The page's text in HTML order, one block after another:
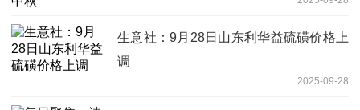
生意社：9月28日山东利华益硫磺价格上
调
2025-09-28